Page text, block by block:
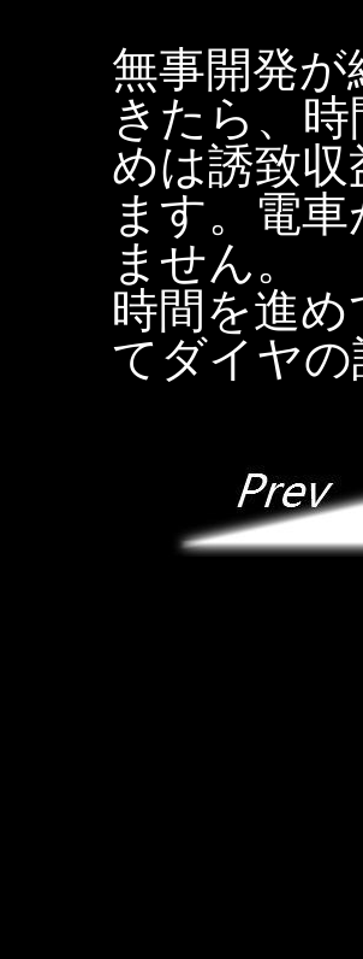
無事開発
きたら、
めは誘致
ます。電
ません。
時間を進
てダイヤ